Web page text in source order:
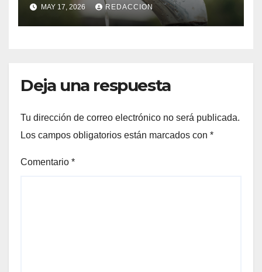
MAY 17, 2026 REDACCION
Deja una respuesta
Tu dirección de correo electrónico no será publicada.
Los campos obligatorios están marcados con *
Comentario *